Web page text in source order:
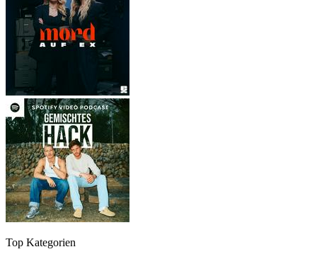
Top Kategorien